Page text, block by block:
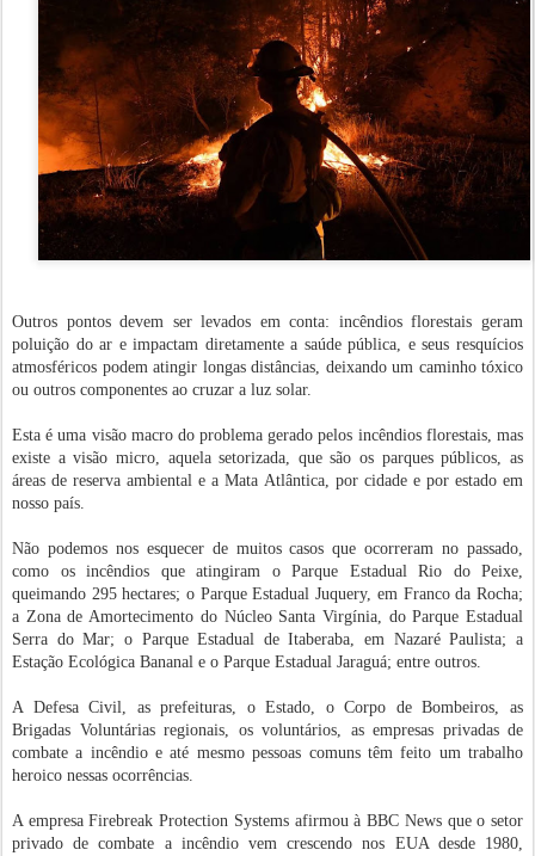
Outros pontos devem ser levados em conta: incêndios florestais geram
poluição do ar e impactam diretamente a saúde pública, e seus resquícios
atmosféricos podem atingir longas distâncias, deixando um caminho tóxico
ou outros componentes ao cruzar a luz solar.
Esta é uma visão macro do problema gerado pelos incêndios florestais, mas
existe a visão micro, aquela setorizada, que são os parques públicos, as
áreas de reserva ambiental e a Mata Atlântica, por cidade e por estado em
nosso país.
Não podemos nos esquecer de muitos casos que ocorreram no passado,
como os incêndios que atingiram o Parque Estadual Rio do Peixe,
queimando 295 hectares; o Parque Estadual Juquery, em Franco da Rocha;
a Zona de Amortecimento do Núcleo Santa Virgínia, do Parque Estadual
Serra do Mar; o Parque Estadual de Itaberaba, em Nazaré Paulista; a
Estação Ecológica Bananal e o Parque Estadual Jaraguá; entre outros.
A Defesa Civil, as prefeituras, o Estado, o Corpo de Bombeiros, as
Brigadas Voluntárias regionais, os voluntários, as empresas privadas de
combate a incêndio e até mesmo pessoas comuns têm feito um trabalho
heroico nessas ocorrências.
A empresa Firebreak Protection Systems afirmou à BBC News que o setor
privado de combate a incêndio vem crescendo nos EUA desde 1980,